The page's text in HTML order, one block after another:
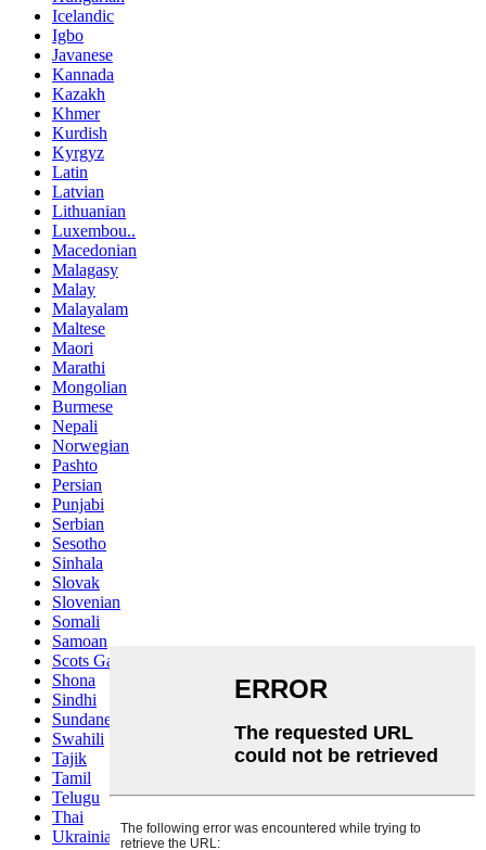
Icelandic
Igbo
Javanese
Kannada
Kazakh
Khmer
Kurdish
Kyrgyz
Latin
Latvian
Lithuanian
Luxembou..
Macedonian
Malagasy
Malay
Malayalam
Maltese
Maori
Marathi
Mongolian
Burmese
Nepali
Norwegian
Pashto
Persian
Punjabi
Serbian
Sesotho
Sinhala
Slovak
Slovenian
Somali
Samoan
Scots Gaelic
Shona
Sindhi
Sundanese
Swahili
Tajik
Tamil
Telugu
Thai
Ukrainian